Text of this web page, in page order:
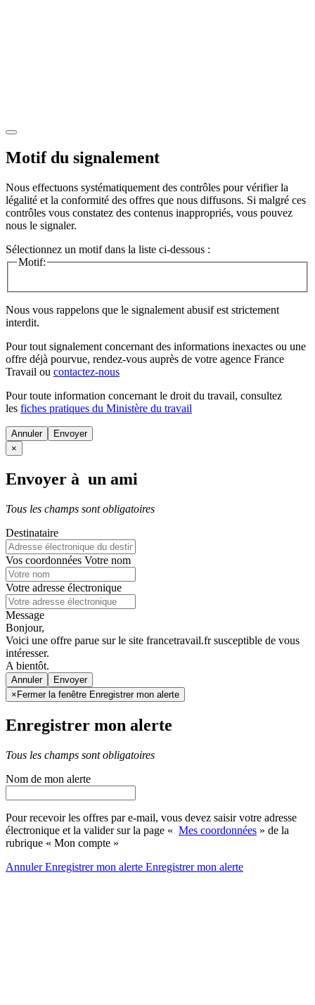
Motif du signalement
Nous effectuons systématiquement des contrôles pour vérifier la
légalité et la conformité des offres que nous diffusons. Si malgré ces
contrôles vous constatez des contenus inappropriés, vous pouvez
nous le signaler.
Sélectionnez un motif dans la liste ci-dessous :
Motif:
Nous vous rappelons que le signalement abusif est strictement
interdit.
Pour tout signalement concernant des informations inexactes ou une
offre déjà pourvue, rendez-vous auprès de votre agence France
Travail ou contactez-nous
Pour toute information concernant le droit du travail, consultez
les fiches pratiques du Ministère du travail
Annuler
×
Envoyer à un ami
Tous les champs sont obligatoires
Destinataire
Vos coordonnées Votre nom
Votre adresse électronique
Message
Bonjour,
Voici une offre parue sur le site francetravail.fr susceptible de vous
intéresser.
A bientôt.
Annuler
× Fermer la fenêtre Enregistrer mon alerte
Enregistrer mon alerte
Tous les champs sont obligatoires
Nom de mon alerte
Pour recevoir les offres par e-mail, vous devez saisir votre adresse
électronique et la valider sur la page « Mes coordonnées » de la
rubrique « Mon compte »
AnnulerEnregistrer mon alerte Enregistrermon alerte